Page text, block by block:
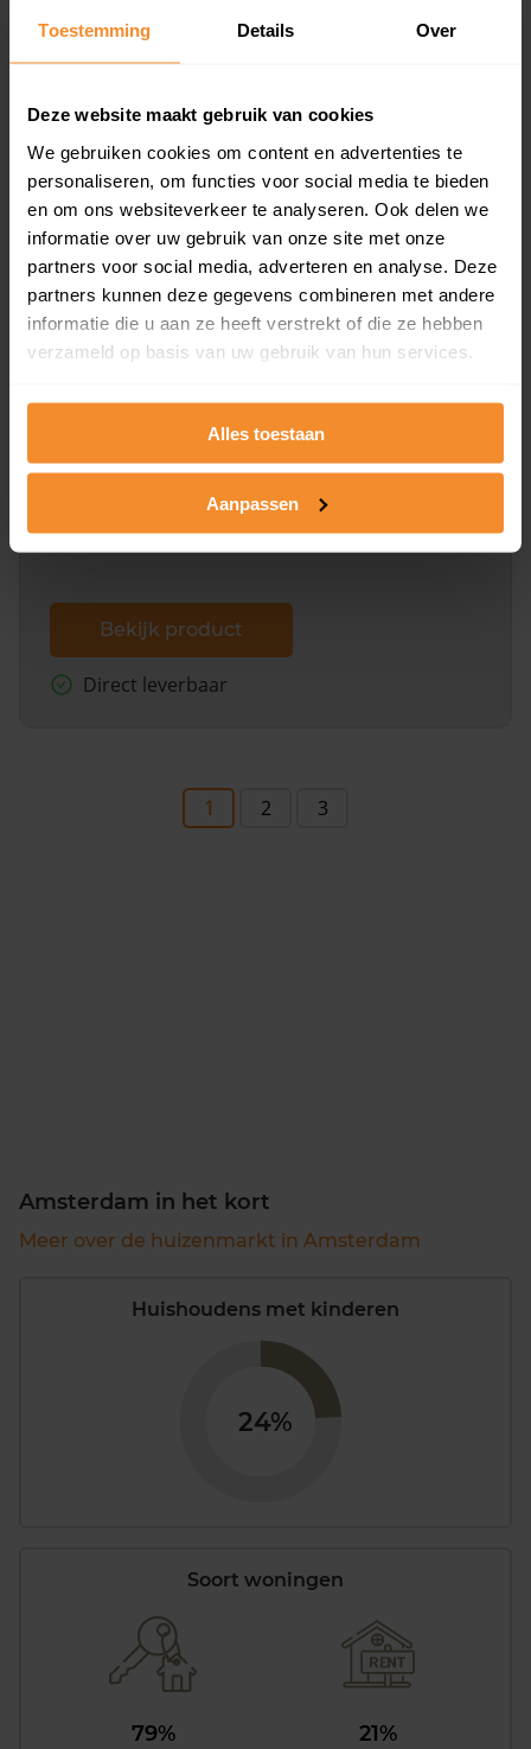
Toestemming Details Over
Deze website maakt gebruik van cookies
We gebruiken cookies om content en advertenties te
personaliseren, om functies voor social media te bieden
en om ons websiteverkeer te analyseren. Ook delen we
informatie over uw gebruik van onze site met onze
partners voor social media, adverteren en analyse. Deze
partners kunnen deze gegevens combineren met andere
informatie die u aan ze heeft verstrekt of die ze hebben
verzameld op basis van uw gebruik van hun services.
Alles toestaan
Aanpassen
Een overzicht van alle verkochte woningen (koopsom
en koopdatum) binnen een postcodegebied. Dit
Bekijk product
Direct leverbaar
Een uitgebreid overzicht van het perceel en
dit inclusief de luchtfoto!
Bekijk product
Direct leverbaar
1 2 3
Amsterdam in het kort
Meer over de huizenmarkt in Amsterdam
Huishoudens met kinderen
24%
Soort woningen
79%
21%